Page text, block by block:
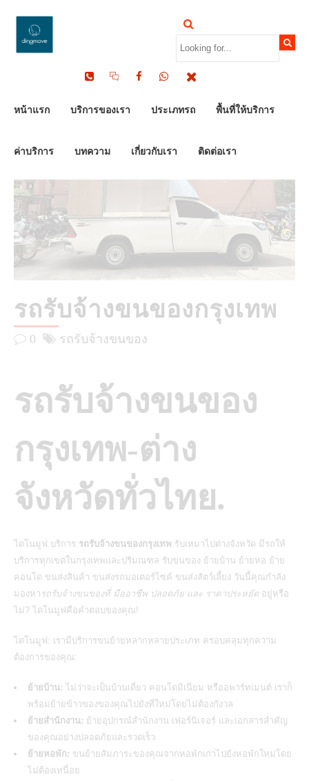
หน้าแรก บริการของเรา ประเภทรถ พื้นที่ให้บริการ
ค่าบริการ บทความ เกี่ยวกับเรา ติดต่อเรา
รถรับจ้างขนของกรุงเทพ
0 รถรับจ้างขนของ
รถรับจ้างขนของ
กรุงเทพ-ต่าง
จังหวัดทั่วไทย.
ไดโนมูฟ บริการ รถรับจ้างขนของกรุงเทพ รับเหมาไปต่างจังหวัด มีรถให้
บริการทุกเขตในกรุงเทพและปริมณฑล รับขนของ ย้ายบ้าน ย้ายหอ ย้าย
คอนโด ขนส่งสินค้า ขนส่งรถมอเตอร์ไซค์ ขนส่งสัตว์เลี้ยง วันนี้คุณกำลัง
มองหา รถรับจ้างขนของที่ มืออาชีพ ปลอดภัย และ ราคาประหยัด อยู่หรือ
ไม่? ไดโนมูฟคือคำตอบของคุณ!
ไดโนมูฟ: เรามีบริการขนย้ายหลากหลายประเภท ครอบคลุมทุกความ
ต้องการของคุณ:
ย้ายบ้าน: ไม่ว่าจะเป็นบ้านเดี่ยว คอนโดมิเนียม หรืออพาร์ทเมนต์ เราก็
พร้อมย้ายข้าวของของคุณไปยังที่ใหม่โดยไม่ต้องกังวล
ย้ายสำนักงาน: ย้ายอุปกรณ์สำนักงาน เฟอร์นิเจอร์ และเอกสารสำคัญ
ของคุณอย่างปลอดภัยและรวดเร็ว
ย้ายหอพัก: ขนย้ายสัมภาระของคุณจากหอพักเก่าไปยังหอพักใหม่โดย
ไม่ต้องเหนื่อย